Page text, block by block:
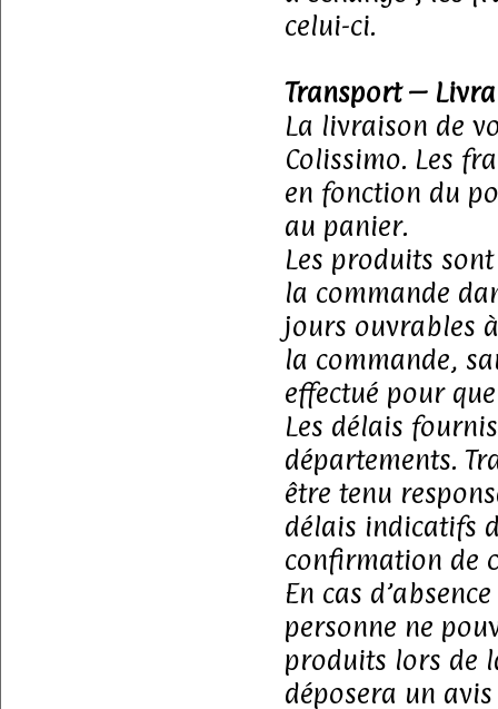
celui-ci.
Transport –
La livraison de
Colissimo. Les
en fonction du
au panier.
Les produits
la commande
jours ouvrables
la commande,
effectué pour
Les délais
départements.
être tenu
délais indicatifs
confirmation de
En cas
personne ne
produits lors de
déposera un